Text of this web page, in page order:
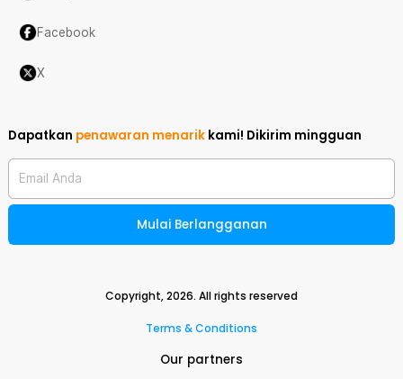
Facebook
X
Dapatkan penawaran menarik kami! Dikirim mingguan
Email Anda
Mulai Berlangganan
Copyright,2026. All rights reserved
Terms & Conditions
Our partners